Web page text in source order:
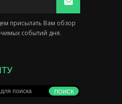
присылать Вам обзор
событий дня.